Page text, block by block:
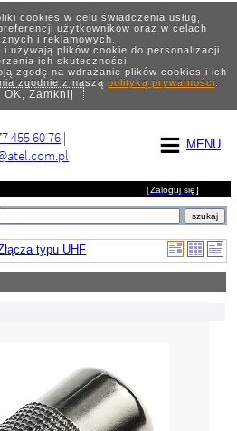
cookies w celu świadczenia usług,
użytkowników oraz w celach
i reklamowych.
używają plików cookie do personalizacji
ich skuteczności.
zgodę na wdrażanie plików cookies i ich
zgodnie z naszą polityką prywatności.
OK, Zamknij
MENU
455 60 76 |
[Zaloguj się]
typu UHF